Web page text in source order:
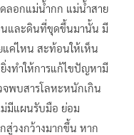
ลอกแม่น้ำกก แม่น้ำสาย
นและดินที่ขุดขึ้นมานั้น มี
ค่ไหน สะท้อนให้เห็น
งทำให้การแก้ไขปัญหามี
พบสารโลหะหนักเกิน
มีแผนรับมือ ย่อม
สู่วงกว้างมากขึ้น หาก